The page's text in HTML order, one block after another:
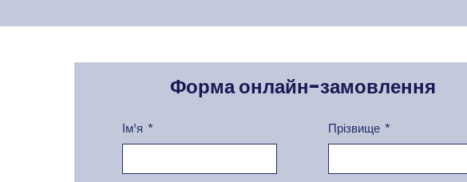
Форма онлайн-замовлення
Ім'я Прізвище